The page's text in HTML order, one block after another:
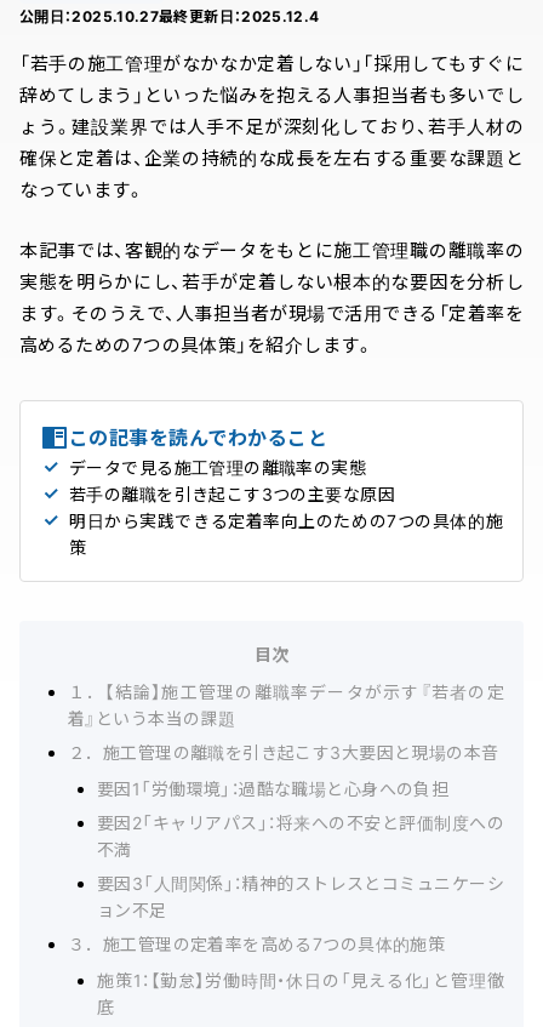
公開日：2025.10.27最終更新日：2025.12.4
「若手の施工管理がなかなか定着しない」「採用してもすぐに
辞めてしまう」といった悩みを抱える人事担当者も多いでし
ょう。建設業界では人手不足が深刻化しており、若手人材の
確保と定着は、企業の持続的な成長を左右する重要な課題と
なっています。
本記事では、客観的なデータをもとに施工管理職の離職率の
実態を明らかにし、若手が定着しない根本的な要因を分析し
ます。そのうえで、人事担当者が現場で活用できる「定着率を
高めるための7つの具体策」を紹介します。
この記事を読んでわかること
データで見る施工管理の離職率の実態
若手の離職を引き起こす3つの主要な原因
明日から実践できる定着率向上のための7つの具体的施
策
目次
１．【結論】施工管理の離職率データが示す『若者の定
着』という本当の課題
２．施工管理の離職を引き起こす3大要因と現場の本音
要因1「労働環境」：過酷な職場と心身への負担
要因2「キャリアパス」：将来への不安と評価制度への
不満
要因3「人間関係」：精神的ストレスとコミュニケーシ
ョン不足
３．施工管理の定着率を高める7つの具体的施策
施策1：【勤怠】労働時間・休日の「見える化」と管理徹
底